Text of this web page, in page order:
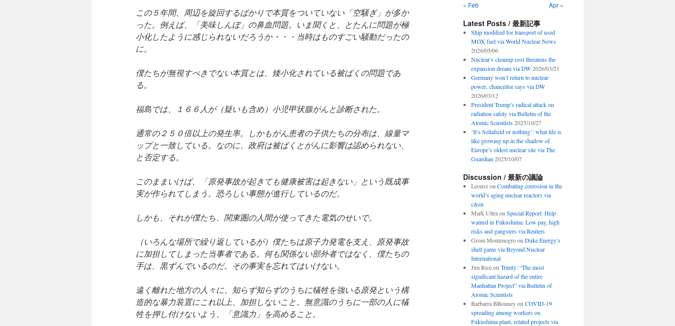
この５年間、周辺を旋回するばかりで本質をついていない「空騒ぎ」が多か
った。例えば、「美味しんぼ」の鼻血問題。いま聞くと、とたんに問題が極
小化したように感じられないだろうか・・・当時はものすごい騒動だったの
に。
僕たちが無視すべきでない本質とは、矮小化されている被ばくの問題であ
る。
福島では、１６６人が（疑いも含め）小児甲状腺がんと診断された。
通常の２５０倍以上の発生率。しかもがん患者の子供たちの分布は、線量マ
ップと一致している。なのに、政府は被ばくとがんに影響は認められない、
と否定する。
このままいけば、「原発事故が起きても健康被害は起きない」という既成事
実が作られてしまう。恐ろしい事態が進行しているのだ。
しかも、それが僕たち、関東圏の人間が使ってきた電気のせいで。
（いろんな場所で繰り返しているが）僕たちは原子力発電を支え、原発事故
に加担してしまった当事者である。何も関係ない部外者ではなく、僕たちの
手は、黒ずんでいるのだ。その事実を忘れてはいけない。
遠く離れた地方の人々に、知らず知らずのうちに犠牲を強いる原発という構
造的な暴力装置にこれ以上、加担しないこと。無意識のうちに一部の人に犠
牲を押し付けないよう、「意識力」を高めること。
« Feb
Apr »
Latest Posts / 最新記事
Ship modified for transport of used
MOX fuel via World Nuclear News
2026/05/06
Nuclear’s cleanup cost threatens the
expansion dream via DW 2026/03/21
Germany won’t return to nuclear
power, chancellor says via DW
2026/03/12
President Trump’s radical attack on
radiation safety via Bulletin of the
Atomic Scientists 2025/10/27
‘It’s Sellafield or nothing’: what life is
like growing up in the shadow of
Europe’s oldest nuclear site via The
Guardian 2025/10/07
Discussion / 最新の議論
Leonszon Combating corrosion in the
world’s aging nuclear reactors via
c&en
Mark Ultraon Special Report: Help
wanted in Fukushima: Low pay, high
risks and gangsters via Reuters
Grom Montenegroon Duke Energy’s
shell game via Beyond Nuclear
International
Jim Riceon Trinity: “The most
significant hazard of the entire
Manhattan Project” via Bulletin of
Atomic Scientists
Barbarra BBonneyon COVID-19
spreading among workers on
Fukushima plant, related projects via